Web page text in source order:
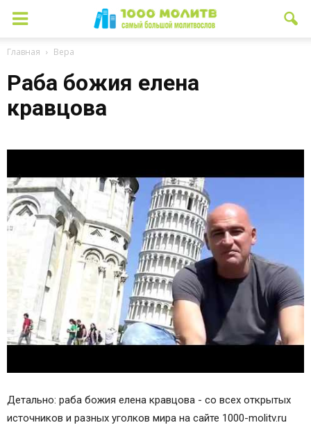
Главная Вера
Раба божия елена
кравцова
Детально: раба божия елена кравцова - со всех открытых
источников и разных уголков мира на сайте 1000-molitv.ru